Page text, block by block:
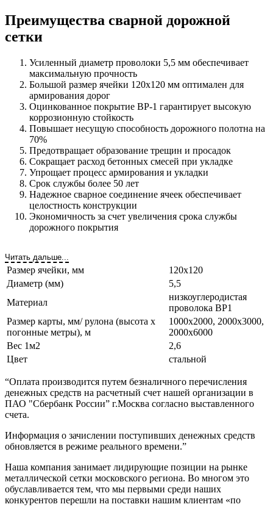
Преимущества сварной дорожной
сетки
Усиленный диаметр проволоки 5,5 мм обеспечивает
максимальную прочность
Большой размер ячейки 120х120 мм оптимален для
армирования дорог
Оцинкованное покрытие ВР-1 гарантирует высокую
коррозионную стойкость
Повышает несущую способность дорожного полотна на
70%
Предотвращает образование трещин и просадок
Сокращает расход бетонных смесей при укладке
Упрощает процесс армирования и укладки
Срок службы более 50 лет
Надежное сварное соединение ячеек обеспечивает
целостность конструкции
Экономичность за счет увеличения срока службы
дорожного покрытия
Читать дальше...
Размер ячейки, мм
120х120
Диаметр (мм)
5,5
Материал
низкоуглеродистая
проволока ВР1
Размер карты, мм/ рулона (высота х
погонные метры), м
1000х2000, 2000х3000,
2000х6000
Вес 1м2
2,6
Цвет
стальной
“Оплата производится путем безналичного перечисления
денежных средств на расчетный счет нашей организации в
ПАО "Сбербанк России” г.Москва согласно выставленного
счета.
Информация о зачислении поступивших денежных средств
обновляется в режиме реального времени.”
Наша компания занимает лидирующие позиции на рынке
металлической сетки московского региона. Во многом это
обуславливается тем, что мы первыми среди наших
конкурентов перешли на поставки нашим клиентам «по